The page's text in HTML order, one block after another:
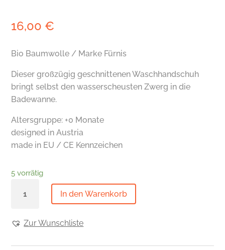
16,00 €
Bio Baumwolle / Marke Fürnis
Dieser großzügig geschnittenen Waschhandschuh
bringt selbst den wasserscheusten Zwerg in die
Badewanne.
Altersgruppe: +0 Monate
designed in Austria
made in EU / CE Kennzeichen
5 vorrätig
Waschhandschuh
Erik
Menge
In den Warenkorb
Zur Wunschliste